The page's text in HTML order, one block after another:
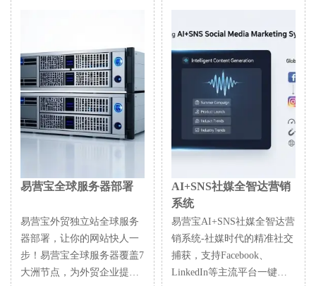
易营宝全球服务器部署
易营宝外贸独立站全球服务
器部署，让你的网站快人一
步！易营宝全球服务器覆盖7
大洲节点，为外贸企业提供
AI+SNS社媒全智达营销
系统
易营宝AI+SNS社媒全智达营
销系统-社媒时代的精准社交
捕获，支持Facebook、
LinkedIn等主流平台一键同